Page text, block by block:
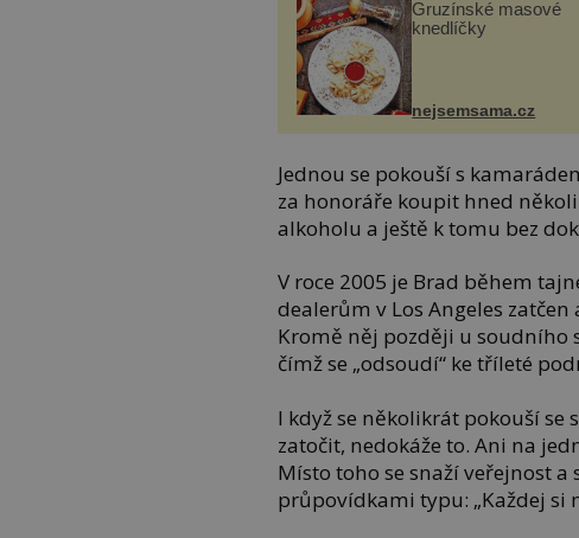
Gruzínské masové
knedlíčky
nejsemsama.cz
Jednou se pokouší s
za honoráře koupit hned
alkoholu a ještě k tomu bez
V roce 2005 je Brad během
dealerům v Los Angeles
Kromě něj později u soudního
čímž se „odsoudí“ ke tříleté
I když se několikrát pokouší
zatočit, nedokáže to. Ani na
Místo toho se snaží veřejnost
průpovídkami typu: „Každej si